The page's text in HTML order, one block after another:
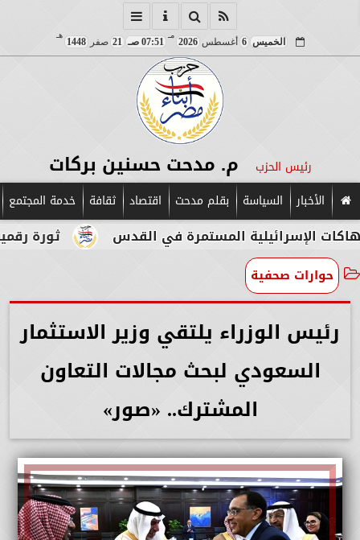
الخميس 6 أغسطس2026
مـ
07:51 صـ 21 صفر1448
هـ
رئيس الحزب م. مدحت حسنين بركات
الأخبار السياسة بقلم مدحت اقتصاد ثقافة خدمة المجتمع
ثورة رقمية في قلب المستمرة في القدس
حوارات صحفية
رئيس الوزراء يلتقي وزير الاستثمار
السعودي لبحث مجالات التعاون
المشترك.. «صور»